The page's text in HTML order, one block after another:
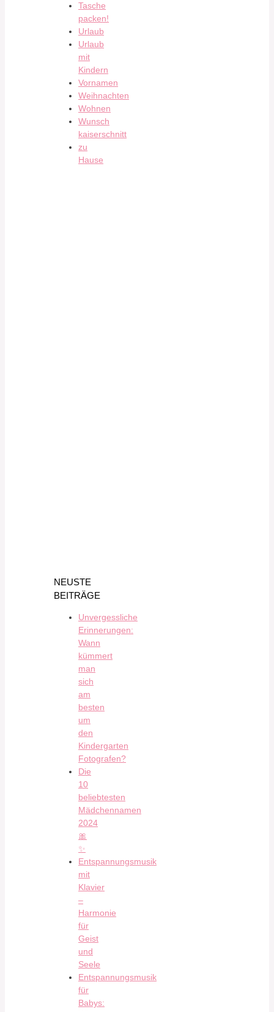
Tasche
packen!
Urlaub
Urlaub
mit
Kindern
Vornamen
Weihnachten
Wohnen
Wunsch
kaiserschnitt
zu
Hause
NEUSTE
BEITRÄGE
Unvergessliche
Erinnerungen:
Wann
kümmert
man
sich
am
besten
um
den
Kindergarten
Fotografen?
Die
10
beliebtesten
Mädchennamen
2024
🎀
✨
Entspannungsmusik
mit
Klavier
–
Harmonie
für
Geist
und
Seele
Entspannungsmusik
für
Babys: